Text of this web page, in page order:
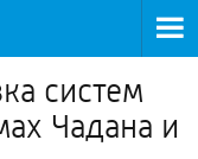
систем
Чадана и